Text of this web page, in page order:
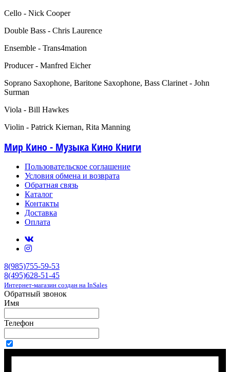
Cello - Nick Cooper
Double Bass - Chris Laurence
Ensemble - Trans4mation
Producer - Manfred Eicher
Soprano Saxophone, Baritone Saxophone, Bass Clarinet - John
Surman
Viola - Bill Hawkes
Violin - Patrick Kiernan, Rita Manning
Мир Кино - Музыка Кино Книги
Пользовательское соглашение
Условия обмена и возврата
Обратная связь
Каталог
Контакты
Доставка
Оплата
8(985)755-59-53
8(495)628-51-45
Интернет-магазин создан на InSales
Обратный звонок
Имя
Телефон